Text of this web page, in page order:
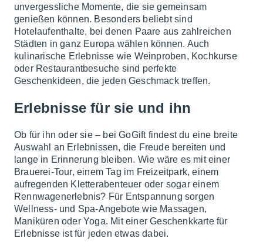
unvergessliche Momente, die sie gemeinsam
genießen können. Besonders beliebt sind
Hotelaufenthalte, bei denen Paare aus zahlreichen
Städten in ganz Europa wählen können. Auch
kulinarische Erlebnisse wie Weinproben, Kochkurse
oder Restaurantbesuche sind perfekte
Geschenkideen, die jeden Geschmack treffen.
Erlebnisse für sie und ihn
Ob für ihn oder sie – bei GoGift findest du eine breite
Auswahl an Erlebnissen, die Freude bereiten und
lange in Erinnerung bleiben. Wie wäre es mit einer
Brauerei-Tour, einem Tag im Freizeitpark, einem
aufregenden Kletterabenteuer oder sogar einem
Rennwagenerlebnis? Für Entspannung sorgen
Wellness- und Spa-Angebote wie Massagen,
Maniküren oder Yoga. Mit einer Geschenkkarte für
Erlebnisse ist für jeden etwas dabei.